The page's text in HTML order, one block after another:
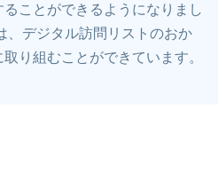
ことができるようになりまし
、デジタル訪問リストのおか
り組むことができています。